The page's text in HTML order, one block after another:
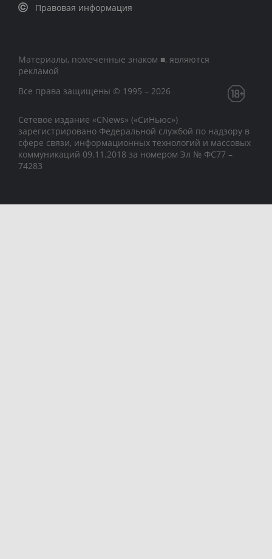
Правовая информация
Материалы, помеченные знаком ■, являются
рекламой
Все права защищены © 1995 – 2026
Сетевое издание «CNews» («СиНьюс»)
зарегистрировано Федеральной службой по надзору в
сфере связи, информационных технологий и массовых
коммуникаций 09.11.2018 за номером Эл № ФС77 –
74283